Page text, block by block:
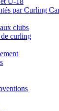
par Curling
clubs
curling